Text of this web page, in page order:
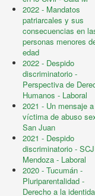
2022 - Mandatos
patriarcales y sus
consecuencias en
personas menores
edad
2022 - Despido
discriminatorio -
Perspectiva de
Humanos - Laboral
2021 - Un mensaje
víctima de abuso
San Juan
2021 - Despido
discriminatorio -
Mendoza - Laboral
2020 - Tucumán -
Pluriparentalidad -
Derecho a la